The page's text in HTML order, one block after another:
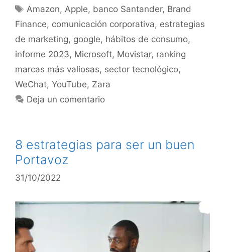
Amazon,Apple, banco Santander, Brand
Finance, comunicación corporativa, estrategias
de marketing, google, hábitos de consumo,
informe 2023, Microsoft, Movistar, ranking
marcas más valiosas, sector tecnológico,
WeChat, YouTube, Zara
Deja un comentario
8 estrategias para ser un buen
Portavoz
31/10/2022